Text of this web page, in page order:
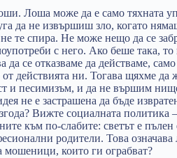
Лоша може да е само тяхната
да не извършиш зло, когато
те спира. Не може нещо да се
с него. Ако беше така,
се отказваме да действаме,
действията ни. Тогава щяхме да
и песимизъм, и да не вършим
не е застрашена да бъде
Вижте социалната политика
към по-слабите: светът е
родители. Това означава
мошеници, които ги ограбват?